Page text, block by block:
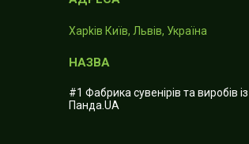
Харkiв Київ, Львів, Україна
#1 Фабрика сувенірів та виробів
Панда.UA